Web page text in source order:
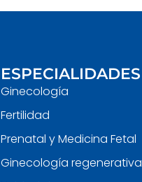
ESPECIALIDADES
Ginecología
Fertilidad
Prenatal y Medicina Fetal
Ginecología regenerativa